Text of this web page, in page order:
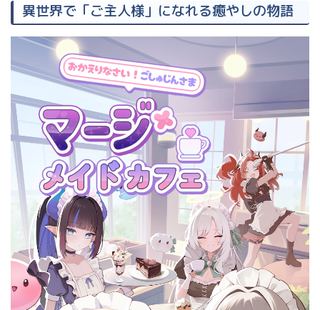
異世界で「ご主人様」になれる癒やしの物語